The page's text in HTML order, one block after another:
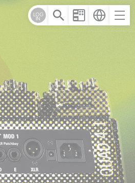
LOG
IN